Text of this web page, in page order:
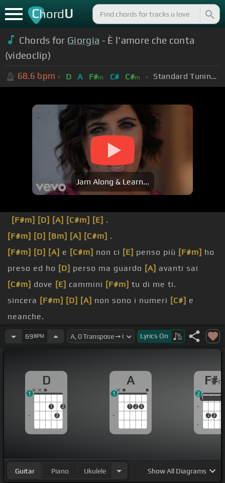
ChordU
Chords for Giorgia - È l'amore che conta
(videoclip)
68.6 bpm D A F#m C# C#m Standard Tuning (EADGBE)
Jam Along & Learn...
[F#m] [D] [A] [C#m] [E] .
[F#m] [D] [Bm] [A] [C#m] .
[F#m] [D] [A] e [C#m] non ci [E] penso più [F#m] ho
preso ed ho [D] perso ma guardo [A] avanti sai
[C#m] dove [E] cammini [F#m] tu di me ti.
sincera [F#m] [D] [A] non sono i numeri [C#] e
neanche.
e non è comoda nella[D]tesa che hai
[C#]perdere impara anche a
dire
di no[D] [Bm]
[G#m] di[F#m]
tempo ne ho.
[C#m]
che non ritornano [F#m]ma va bene lo [D]
69 BPM Lyrics On
D
1
3
2
1
A
1 2 3
1
F#
1
2 3
1
2
Guitar Piano Ukulele ShowAll Diagrams